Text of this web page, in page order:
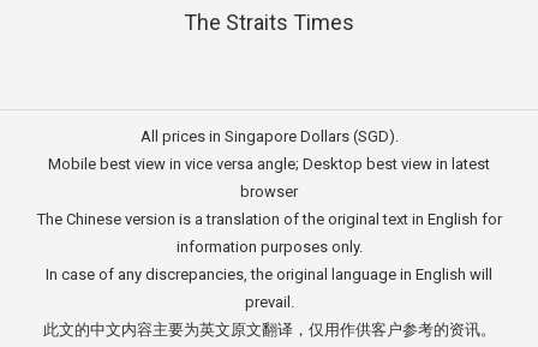
The Straits Times
All prices in Singapore Dollars (SGD).
Mobile best view in vice versa angle; Desktop best view in latest
browser
The Chinese version is a translation of the original text in English for
information purposes only.
In case of any discrepancies, the original language in English will
prevail.
此文的中文内容主要为英文原文翻译，仅用作供客户参考的资讯。